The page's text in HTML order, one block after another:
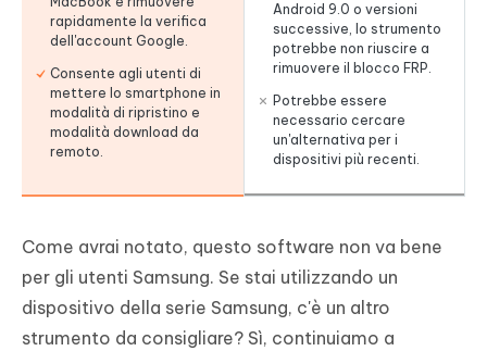
rapidamente la verifica
dell'account Google.
Consente agli utenti di
mettere lo smartphone in
modalità di ripristino e
modalità download da
remoto.
Android 9.0 o versioni
successive, lo strumento
potrebbe non riuscire a
rimuovere il blocco FRP.
Potrebbe essere
necessario cercare
un'alternativa per i
dispositivi più recenti.
Come avrai notato, questo software non va bene
per gli utenti Samsung. Se stai utilizzando un
dispositivo della serie Samsung, c'è un altro
strumento da consigliare? Sì, continuiamo a